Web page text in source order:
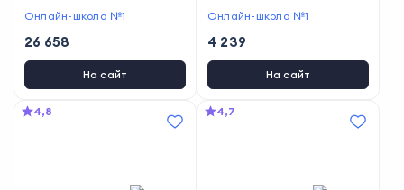
Онлайн-школа №1
26 658
На сайт
Онлайн-школа №1
4 239
На сайт
4,8 4,7